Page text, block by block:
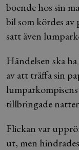
boende hos sin
bil som kördes
satt även
Händelsen ska
av att träffa sin
tillbringade
Flickan var
ut, men